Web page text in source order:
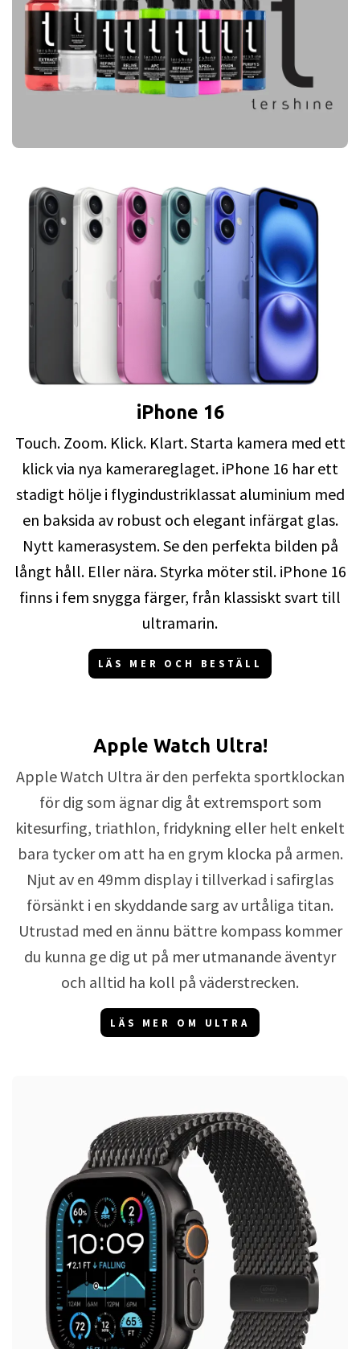
iPhone 16
Touch. Zoom. Klick. Klart. Starta kamera med ett
klick via nya kamerareglaget. iPhone 16 har ett
stadigt hölje i flygindustriklassat aluminium med
en baksida av robust och elegant infärgat glas.
Nytt kamerasystem. Se den perfekta bilden på
långt håll. Eller nära. Styrka möter stil. iPhone 16
finns i fem snygga färger, från klassiskt svart till
ultramarin.
LÄS MER OCH BESTÄLL
Apple Watch Ultra!
Apple Watch Ultra är den perfekta sportklockan
för dig som ägnar dig åt extremsport som
kitesurfing, triathlon, fridykning eller helt enkelt
bara tycker om att ha en grym klocka på armen.
Njut av en 49mm display i tillverkad i safirglas
försänkt i en skyddande sarg av urtåliga titan.
Utrustad med en ännu bättre kompass kommer
du kunna ge dig ut på mer utmanande äventyr
och alltid ha koll på väderstrecken.
LÄS MER OM ULTRA